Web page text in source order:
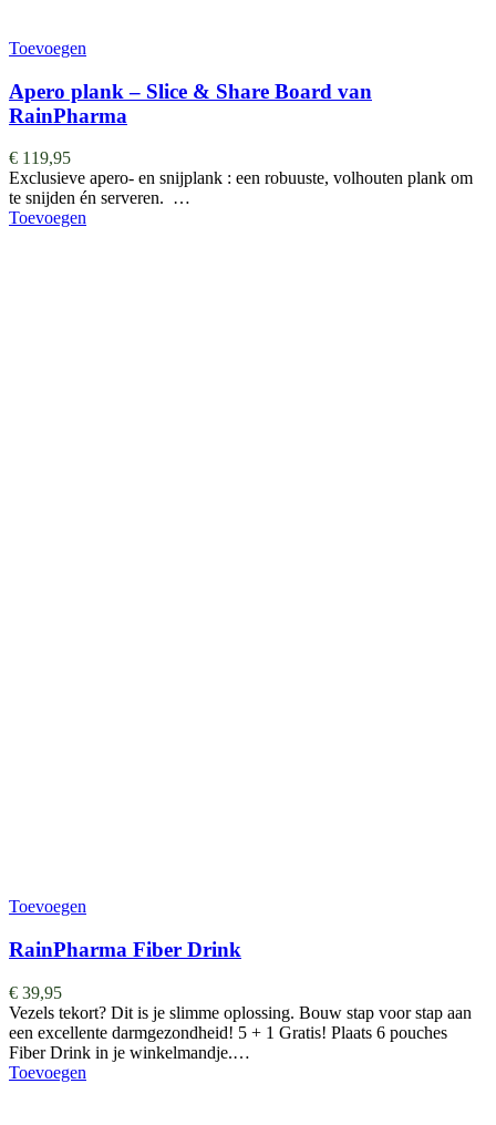
Toevoegen
Apero plank – Slice & Share Board van
RainPharma
€ 119,95
Exclusieve apero- en snijplank : een robuuste, volhouten plank om
te snijden én serveren. …
Toevoegen
Toevoegen
RainPharma Fiber Drink
€ 39,95
Vezels tekort? Dit is je slimme oplossing. Bouw stap voor stap aan
een excellente darmgezondheid! 5 + 1 Gratis! Plaats 6 pouches
Fiber Drink in je winkelmandje.…
Toevoegen